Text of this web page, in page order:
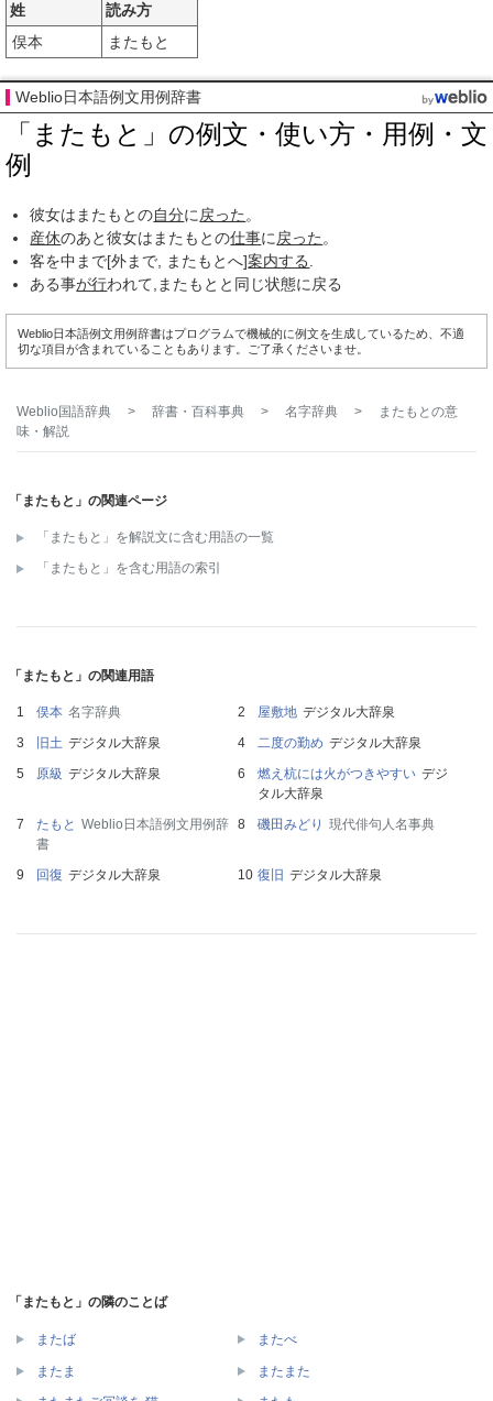
姓
読み方
俣本
またもと
Weblio日本語例文用例辞書
「またもと」の例文・使い方・用例・文
例
彼女はまたもとの自分に 戻った 。
産休のあと彼女はまたもとの仕事に 戻った 。
客を中まで[外まで, またもとへ]案内する
ある事が行われて,またもとと同じ状態に戻る
Weblio日本語例文用例辞書はプログラムで機械的に例文を生成しているため、不適
切な項目が含まれていることもあります。ご了承くださいませ。
Weblio国語辞典 > 辞書・百科事典 > 名字辞典 > またもと の意
味・解説
「またもと」の関連ページ
「またもと」を解説文に含む用語の一覧
「またもと」を含む用語の索引
「またもと」の関連用語
俣本 名字辞典 屋敷地 デジタル大辞泉
旧土 デジタル大辞泉 二度の勤め デジタル大辞泉
原級 デジタル大辞泉 燃え杭には火がつきやすい デジ
タル大辞泉
たもと Weblio日本語例文用例辞
書
磯田みどり 現代俳句人名事典
回復 デジタル大辞泉 復旧 デジタル大辞泉
「またもと」の隣のことば
またば またべ
またま またまた